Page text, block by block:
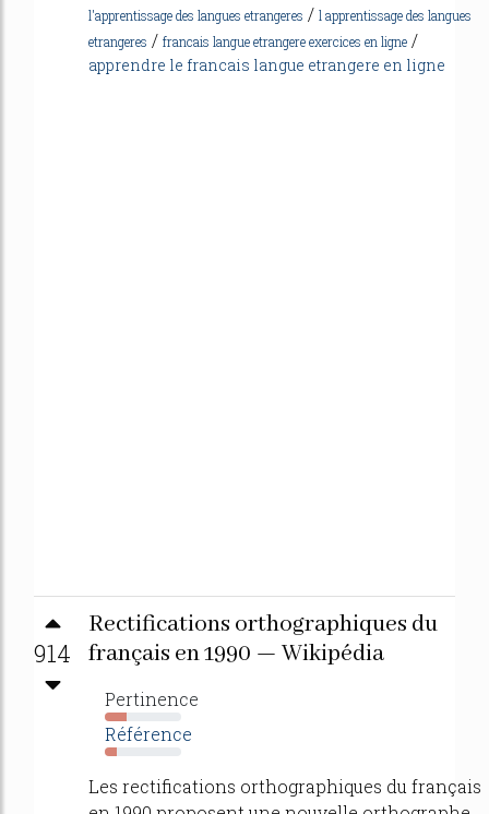
l'apprentissage des langues etrangeres / l apprentissage des langues
etrangeres / francais langue etrangere exercices en ligne /
apprendre le francais langue etrangere en ligne
914
Rectifications orthographiques du
français en 1990 — Wikipédia
Pertinence
28%
Référence
16%
Les rectifications orthographiques du français